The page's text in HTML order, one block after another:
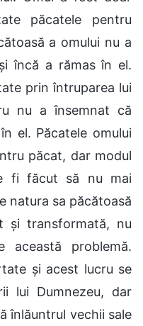
păcatele pentru
a omului nu a
încă a rămas în el.
prin întruparea lui
nu a însemnat că
el. Păcatele omului
păcat, dar modul
fi făcut să nu mai
natura sa păcătoasă
și transformată, nu
această problemă.
și acest lucru se
lui Dumnezeu, dar
înlăuntrul vechii sale